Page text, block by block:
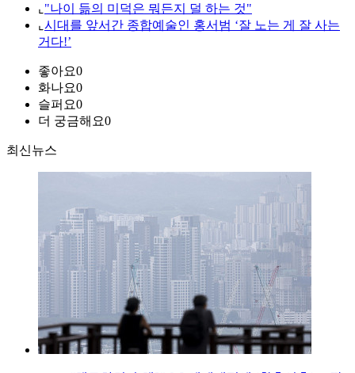
⌞ "나이 듦의 미덕은 뭐든지 덜 하는 것"
⌞ 시대를 앞서간 종합예술인 홍서범 ‘잘 노는 게 잘 사는
거다!’
좋아요0
화나요0
슬퍼요0
더 궁금해요0
최신뉴스